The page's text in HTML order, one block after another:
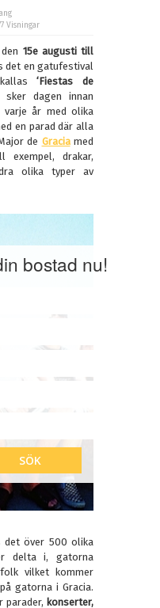
Visningar
15e augusti till
det en gatufestival
kallas‘Fiestas de
sker dagen innan
år med olika
en parad där alla
de Gracia med
exempel, drakar,
olika typer av
bostad nu!
det över 500 olika
delta i, gatorna
vilket kommer
gatorna i Gracia.
parader, konserter,